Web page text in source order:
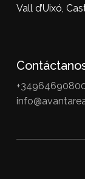
Vall d’Uixó,